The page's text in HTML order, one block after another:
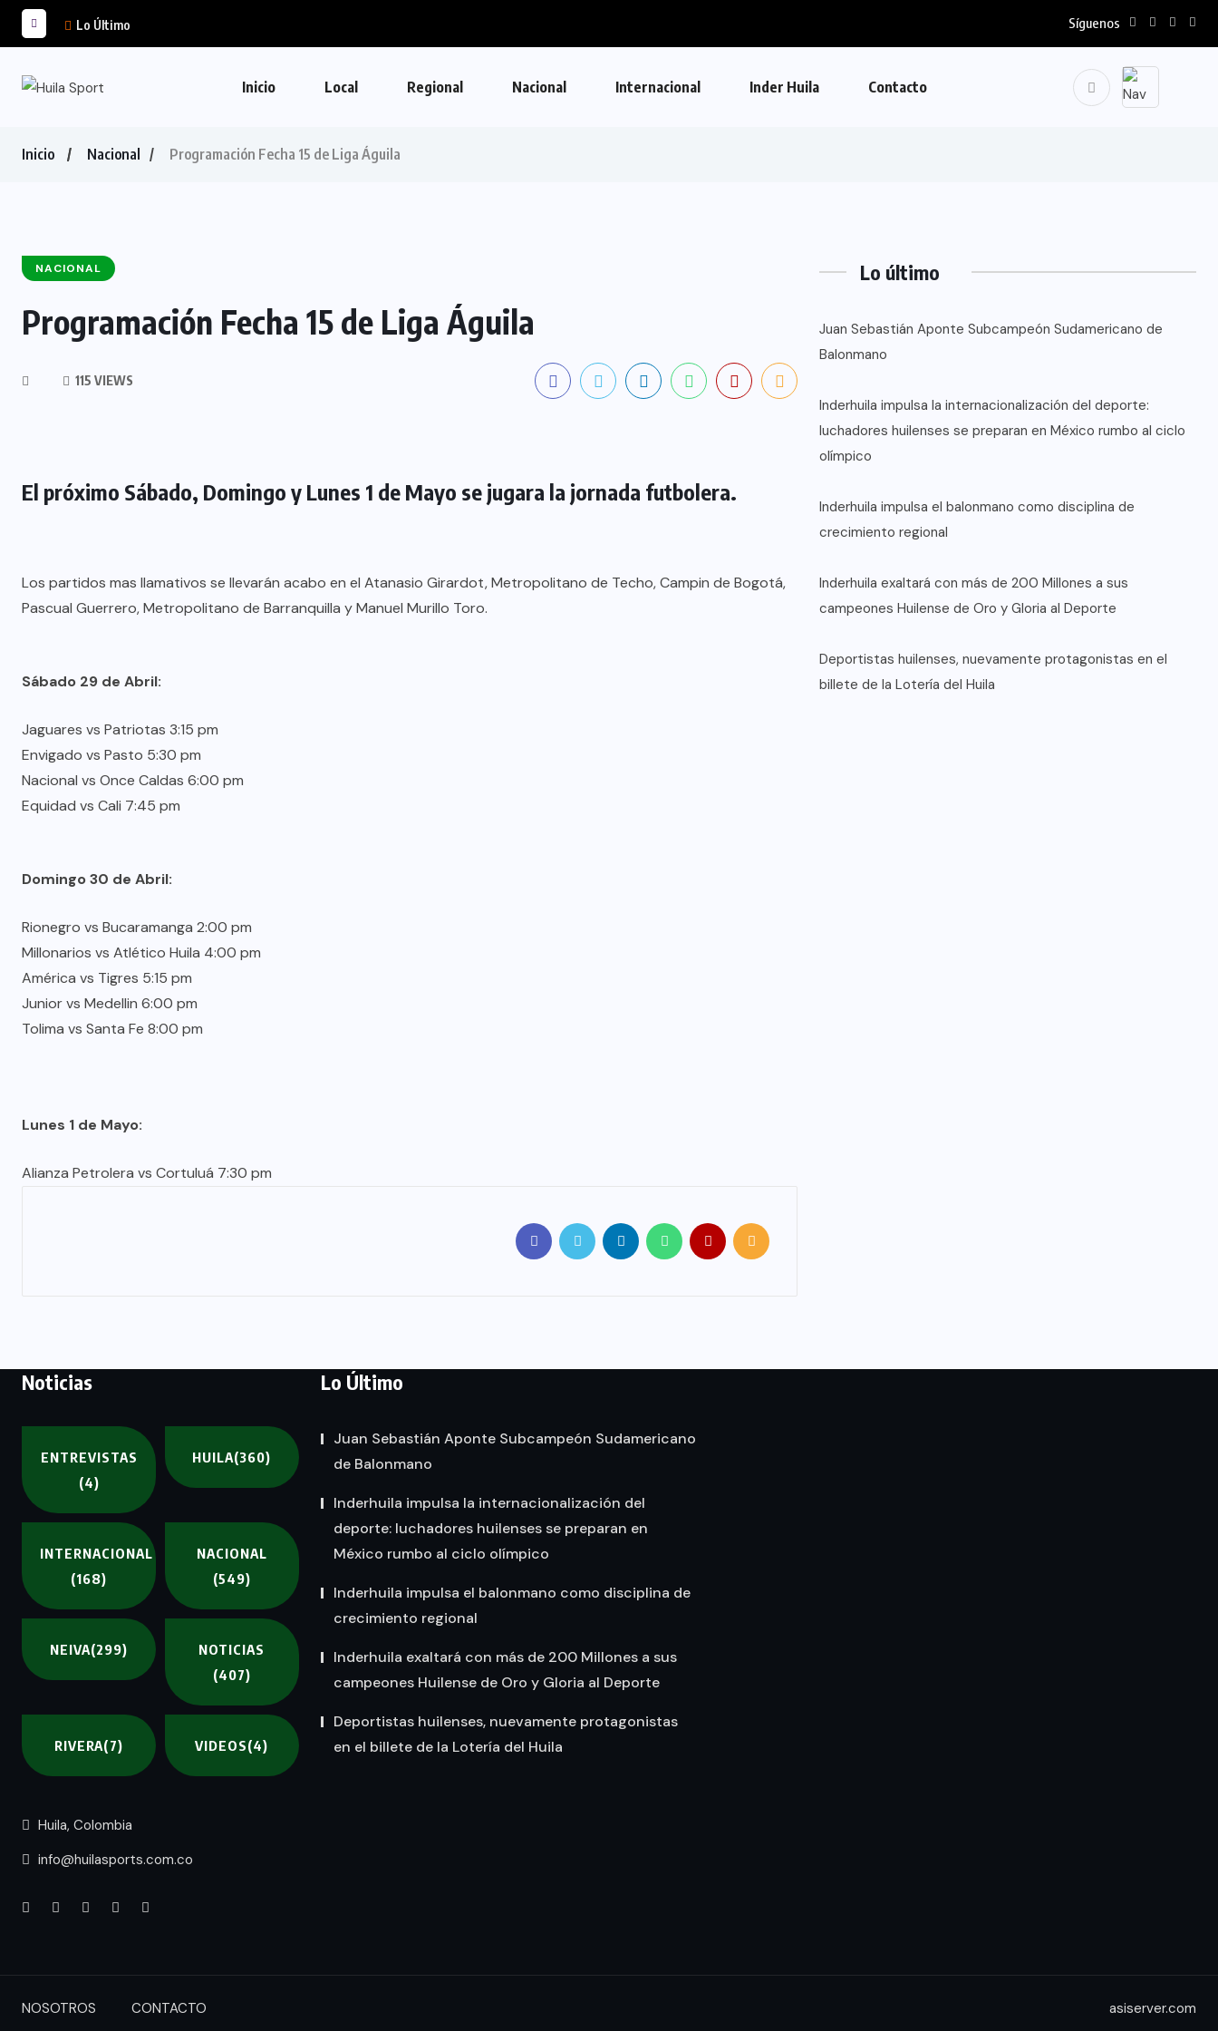
Lo Último Síguenos
Inicio Local Regional Nacional Internacional Inder Huila Contacto
Inicio Nacional Programación Fecha 15 de Liga Águila
NACIONAL
Programación Fecha 15 de Liga Águila
115 VIEWS
El próximo Sábado, Domingo y Lunes 1 de Mayo se jugara la jornada futbolera.
Los partidos mas llamativos se llevarán acabo en el Atanasio Girardot, Metropolitano de Techo, Campin de Bogotá,
Pascual Guerrero, Metropolitano de Barranquilla y Manuel Murillo Toro.
Sábado 29 de Abril:
Jaguares vs Patriotas 3:15 pm
Envigado vs Pasto 5:30 pm
Nacional vs Once Caldas 6:00 pm
Equidad vs Cali 7:45 pm
Domingo 30 de Abril:
Rionegro vs Bucaramanga 2:00 pm
Millonarios vs Atlético Huila 4:00 pm
América vs Tigres 5:15 pm
Junior vs Medellin 6:00 pm
Tolima vs Santa Fe 8:00 pm
Lunes 1 de Mayo:
Alianza Petrolera vs Cortuluá 7:30 pm
Lo último
Juan Sebastián Aponte Subcampeón Sudamericano de
Balonmano
Inderhuila impulsa la internacionalización del deporte:
luchadores huilenses se preparan en México rumbo al ciclo
olímpico
Inderhuila impulsa el balonmano como disciplina de
crecimiento regional
Inderhuila exaltará con más de 200 Millones a sus
campeones Huilense de Oro y Gloria al Deporte
Deportistas huilenses, nuevamente protagonistas en el
billete de la Lotería del Huila
Noticias
ENTREVISTAS
(4)
HUILA(360)
INTERNACIONAL
(168)
NACIONAL
(549)
NEIVA(299)
NOTICIAS
(407)
RIVERA(7) VIDEOS(4)
Huila, Colombia
info@huilasports.com.co
Lo Último
Juan Sebastián Aponte Subcampeón Sudamericano
de Balonmano
Inderhuila impulsa la internacionalización del
deporte: luchadores huilenses se preparan en
México rumbo al ciclo olímpico
Inderhuila impulsa el balonmano como disciplina de
crecimiento regional
Inderhuila exaltará con más de 200 Millones a sus
campeones Huilense de Oro y Gloria al Deporte
Deportistas huilenses, nuevamente protagonistas
en el billete de la Lotería del Huila
NOSOTROS CONTACTO asiserver.com